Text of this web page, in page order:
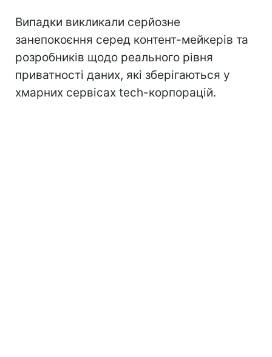
Випадки викликали серйозне
занепокоєння серед контент-мейкерів та
розробників щодо реального рівня
приватності даних, які зберігаються у
хмарних сервісах tech-корпорацій.